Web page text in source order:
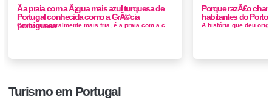
Ã a praia com a Ã¡gua mais azul turquesa de
Portugal conhecida como a GrÃ©cia
portuguesa
Porque razÃ£o
habitantes do Porto
Turismo em Portugal